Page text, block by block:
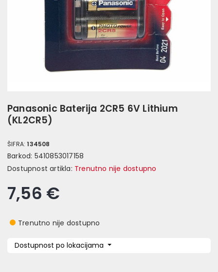
Panasonic Baterija 2CR5 6V Lithium
(KL2CR5)
ŠIFRA:134508
Barkod: 5410853017158
Dostupnost artikla: Trenutno nije dostupno
7,56 €
Trenutno nije dostupno
Dostupnost po lokacijama